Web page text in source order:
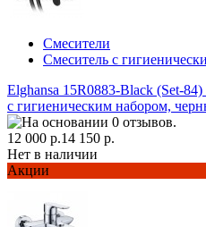
Смесители
Смеситель с
Elghansa 15R0883-Black (Set-
с гигиеническим набором,
12 000 р.14 150 р.
Нет в наличии
Акции